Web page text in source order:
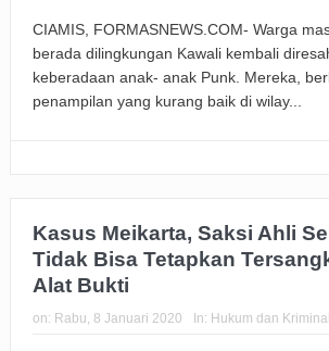
CIAMIS, FORMASNEWS.COM- Warga
berada dilingkungan Kawali kembali
keberadaan anak- anak Punk. Mereka,
penampilan yang kurang baik di wilay...
Kasus Meikarta, Saksi Ahli
Tidak Bisa Tetapkan
Alat Bukti
on: Rabu, 8 Januari 2020 In: Hukum dan Kriminal